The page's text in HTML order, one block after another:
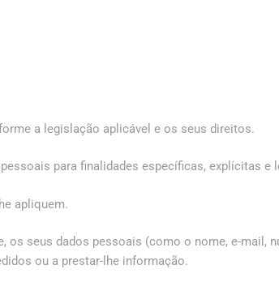
a legislação aplicável e os seus direitos.
para finalidades específicas, explícitas e
apliquem.
seus dados pessoais (como o nome, e-mail,
ou a prestar-lhe informação.